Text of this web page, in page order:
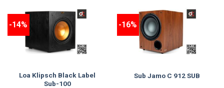
-14%
Loa Klipsch Black Label
Sub-100
-16%
Sub Jamo C 912 SUB